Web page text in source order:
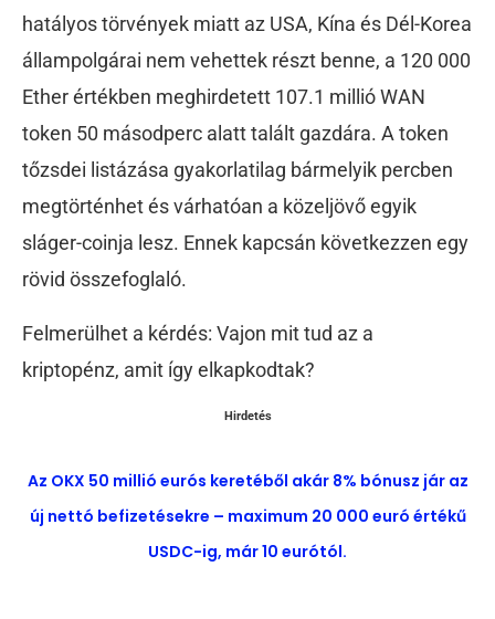
hatályos törvények miatt az USA, Kína és Dél-Korea
állampolgárai nem vehettek részt benne, a 120 000
Ether értékben meghirdetett 107.1 millió WAN
token 50 másodperc alatt talált gazdára. A token
tőzsdei listázása gyakorlatilag bármelyik percben
megtörténhet és várhatóan a közeljövő egyik
sláger-coinja lesz. Ennek kapcsán következzen egy
rövid összefoglaló.
Felmerülhet a kérdés: Vajon mit tud az a
kriptopénz, amit így elkapkodtak?
Hirdetés
Az OKX 50 millió eurós keretéből akár 8% bónusz jár az
új nettó befizetésekre – maximum 20 000 euró értékű
USDC-ig, már 10 eurótól.